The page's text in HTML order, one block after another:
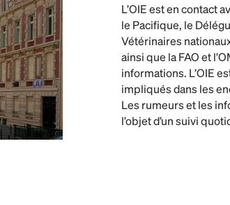
L’OIE est en contact
le Pacifique, le
Vétérinaires
ainsi que la FAO et
informations. L’OIE
impliqués dans les
Les rumeurs et les
l’objet d’un suivi